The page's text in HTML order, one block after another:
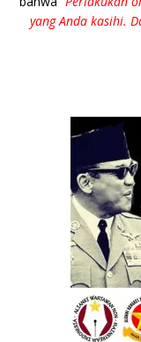
yang Anda kasihi.